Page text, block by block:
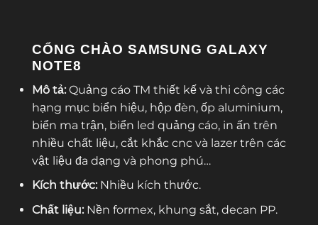
CỔNG CHÀO SAMSUNG GALAXY
NOTE8
Mô tả: Quảng cáo TM thiết kế và thi công các
hạng mục biển hiệu, hộp đèn, ốp aluminium,
biển ma trận, biển led quảng cáo, in ấn trên
nhiều chất liệu, cắt khắc cnc và lazer trên các
vật liệu đa dạng và phong phú…
Kích thước: Nhiều kích thước.
Chất liệu: Nền formex, khung sắt, decan PP.